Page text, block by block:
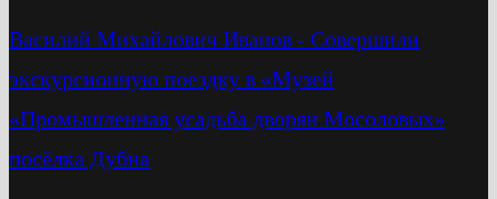
Василий Михайлович Иванов - Cовершили
экскурсионную поездку в «Музей
«Промышленная усадьба дворян Мосоловых»
посёлка Дубна